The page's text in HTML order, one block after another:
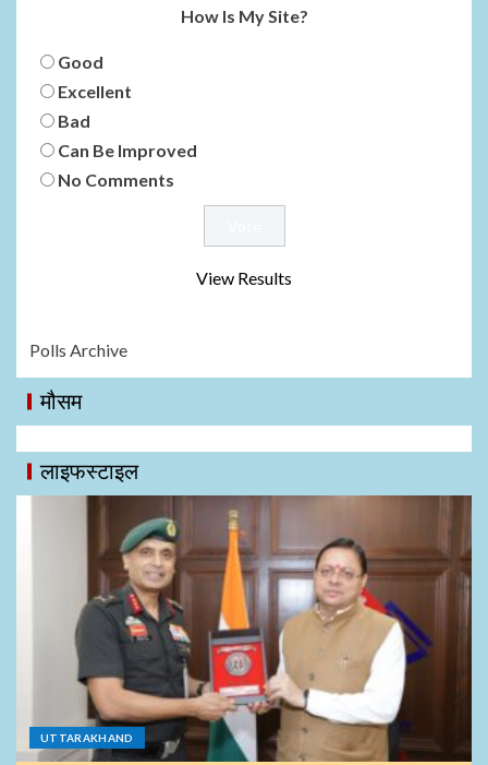
How Is My Site?
Good
Excellent
Bad
Can Be Improved
No Comments
View Results
Polls Archive
मौसम
लाइफस्टाइल
UTTARAKHAND